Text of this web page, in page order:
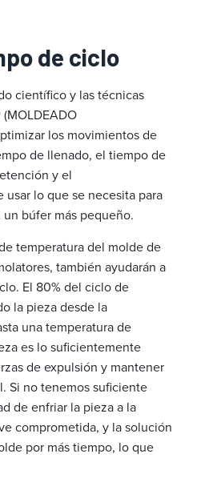
de ciclo
científico y las técnicas
(MOLDEADO
los movimientos de
de llenado, el tiempo de
y el
lo que se necesita para
búfer más pequeño.
temperatura del molde de
también ayudarán a
El 80% del ciclo de
la pieza desde la
una temperatura de
es lo suficientemente
de expulsión y mantener
Si no tenemos suficiente
de enfriar la pieza a la
comprometida, y la solución
por más tiempo, lo que